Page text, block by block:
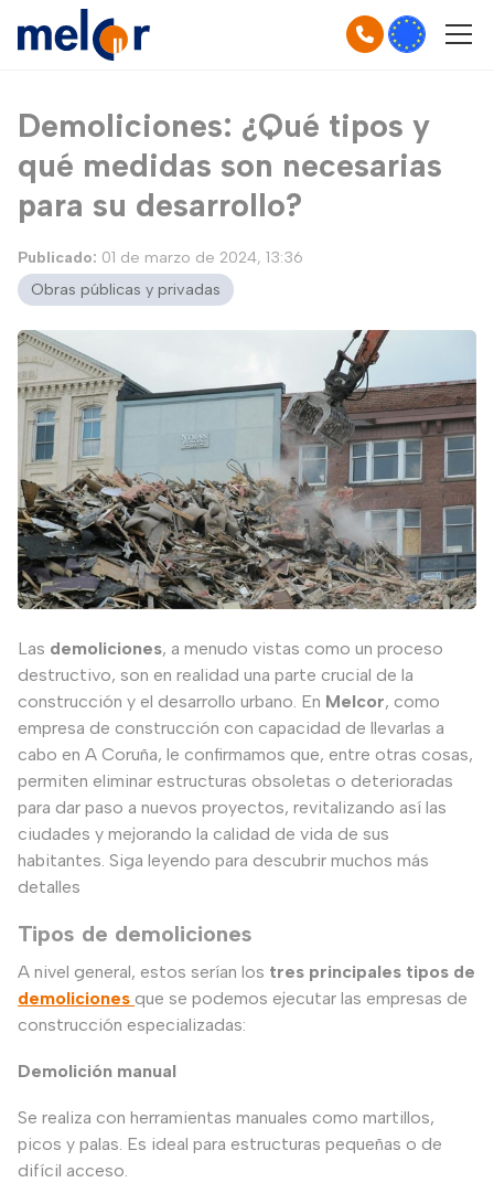
Demoliciones: ¿Qué tipos y
qué medidas son necesarias
para su desarrollo?
Publicado: 01 de marzo de 2024, 13:36
Obras públicas y privadas
Las demoliciones, a menudo vistas como un proceso
destructivo, son en realidad una parte crucial de la
construcción y el desarrollo urbano. En Melcor, como
empresa de construcción con capacidad de llevarlas a
cabo en A Coruña, le confirmamos que, entre otras cosas,
permiten eliminar estructuras obsoletas o deterioradas
para dar paso a nuevos proyectos, revitalizando así las
ciudades y mejorando la calidad de vida de sus
habitantes. Siga leyendo para descubrir muchos más
detalles
Tipos de demoliciones
A nivel general, estos serían los tres principales tipos de
demoliciones que se podemos ejecutar las empresas de
construcción especializadas:
Demolición manual
Se realiza con herramientas manuales como martillos,
picos y palas. Es ideal para estructuras pequeñas o de
difícil acceso.